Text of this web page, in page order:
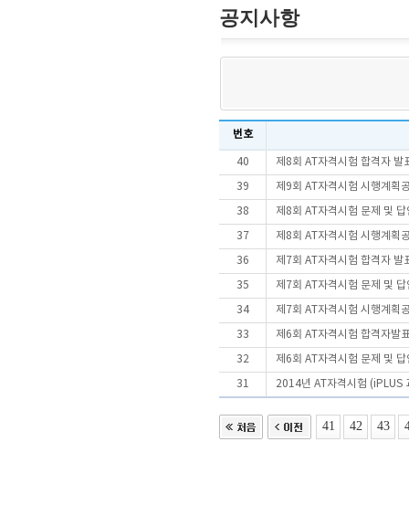
공지사항
번호
40 제8회 AT자격시험 합격자 발
39 제9회 AT자격시험 시행계획
38 제8회 AT자격시험 문제 및 답
37 제8회 AT자격시험 시행계획
36 제7회 AT자격시험 합격자 발
35 제7회 AT자격시험 문제 및 답
34 제7회 AT자격시험 시행계획
33 제6회 AT자격시험 합격자발
32 제6회 AT자격시험 문제 및 답
31 2014년 AT자격시험 (iPLUS
41 42 43